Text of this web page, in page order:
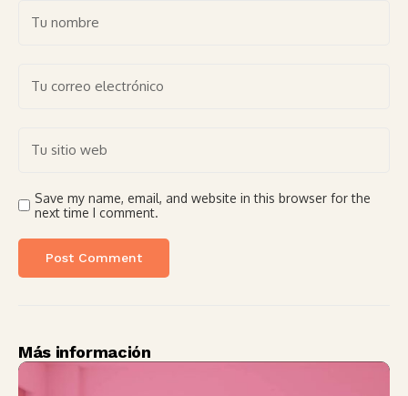
Save my name, email, and website in this browser for the
next time I comment.
Más información